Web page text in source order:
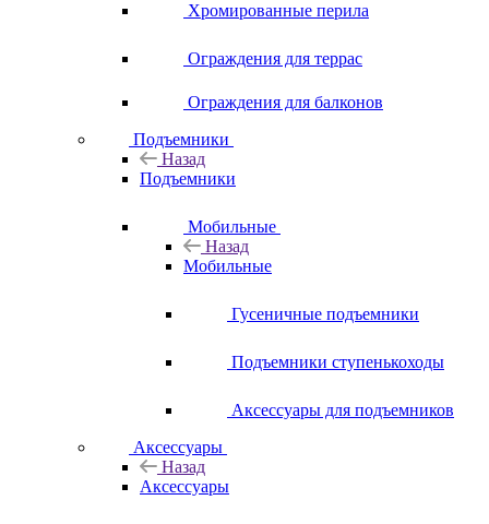
Хромированные перила
Ограждения для террас
Ограждения для балконов
Подъемники
Назад
Подъемники
Мобильные
Назад
Мобильные
Гусеничные подъемники
Подъемники ступенькоходы
Аксессуары для подъемников
Аксессуары
Назад
Аксессуары